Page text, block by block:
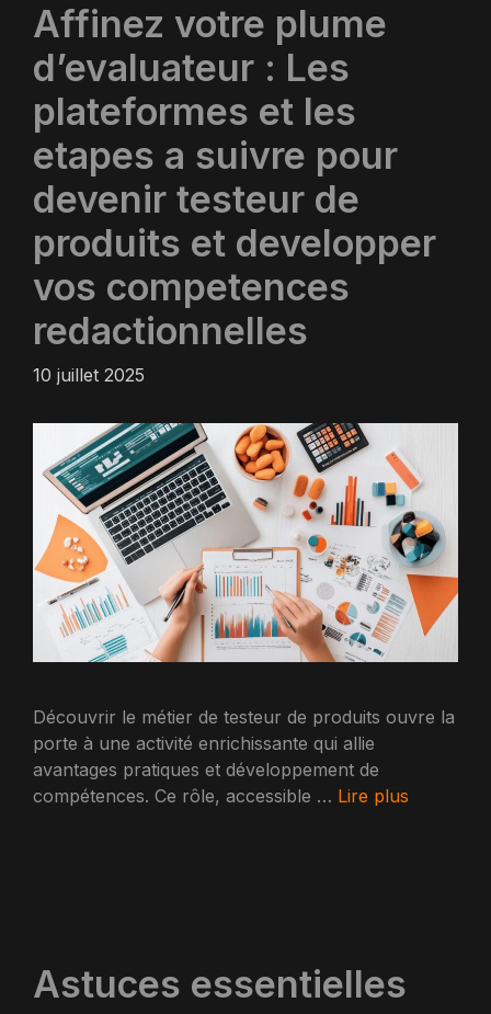
Affinez votre plume
d’evaluateur : Les
plateformes et les
etapes a suivre pour
devenir testeur de
produits et developper
vos competences
redactionnelles
10 juillet 2025
Découvrir le métier de testeur de produits ouvre la
porte à une activité enrichissante qui allie
avantages pratiques et développement de
compétences. Ce rôle, accessible … Lire plus
Astuces essentielles